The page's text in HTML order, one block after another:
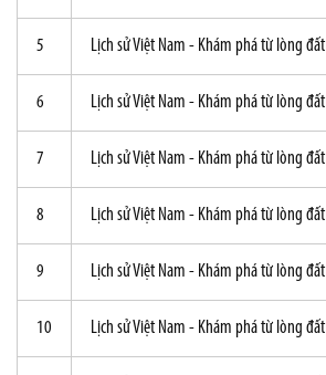
5 Lịch sử Việt Nam - Khám phá từ lòng đất
6 Lịch sử Việt Nam - Khám phá từ lòng đất
7 Lịch sử Việt Nam - Khám phá từ lòng đất
8 Lịch sử Việt Nam - Khám phá từ lòng đất
9 Lịch sử Việt Nam - Khám phá từ lòng đất
10 Lịch sử Việt Nam - Khám phá từ lòng đất